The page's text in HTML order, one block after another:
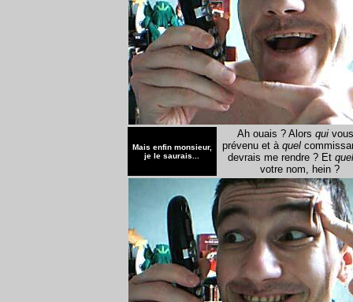
Mais enfin monsieur,
je le saurais...
Ah ouais ? Alors qui
prévenu et à quel
devrais me rendre ? Et
votre nom, hein ?